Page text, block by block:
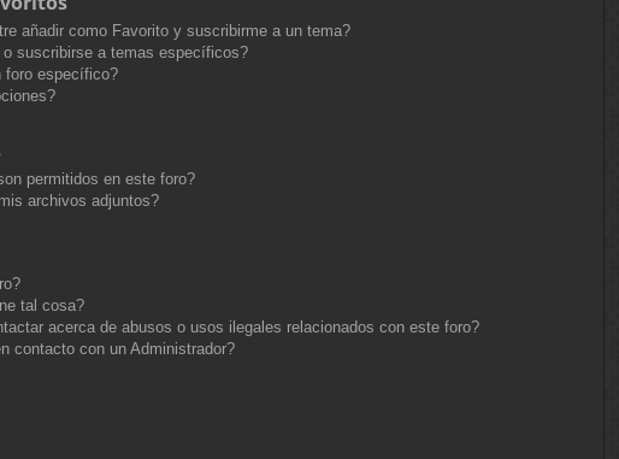
añadir como Favorito y suscribirme a un tema?
suscribirse a temas específicos?
foro específico?
permitidos en este foro?
archivos adjuntos?
tal cosa?
acerca de abusos o usos ilegales relacionados con este foro?
contacto con un Administrador?